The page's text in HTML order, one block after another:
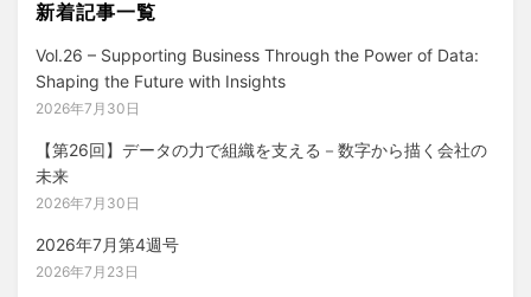
シ
ョ
ン
新着記事一覧
Vol.26 – Supporting Business Through the Power of Data:
Shaping the Future with Insights
2026年7月30日
【第26回】データの力で組織を支える－数字から描く会社の
未来
2026年7月30日
2026年7月第4週号
2026年7月23日